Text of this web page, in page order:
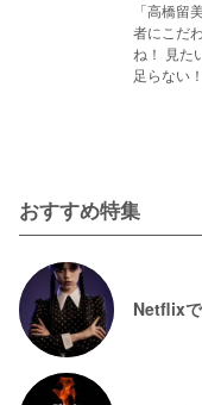
「高橋留
者にこだ
ね！ 見た
足らない
おすすめ特集
Netflix